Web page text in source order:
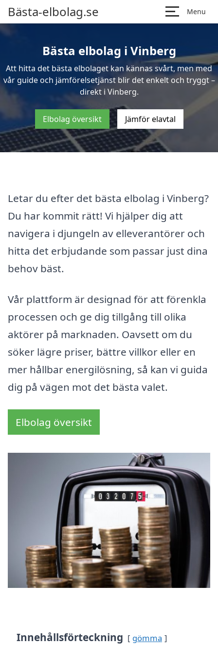
Bästa-elbolag.se Menu
Bästa elbolag i Vinberg
Att hitta det bästa elbolaget kan kännas svårt, men med
vår guide och jämförelsetjänst blir det enkelt och tryggt –
direkt i Vinberg.
Elbolag översikt Jämför elavtal
Letar du efter det bästa elbolag i Vinberg?
Du har kommit rätt! Vi hjälper dig att
navigera i djungeln av elleverantörer och
hitta det erbjudande som passar just dina
behov bäst.
Vår plattform är designad för att förenkla
processen och ge dig tillgång till olika
aktörer på marknaden. Oavsett om du
söker lägre priser, bättre villkor eller en
mer hållbar energilösning, så kan vi guida
dig på vägen mot det bästa valet.
Elbolag översikt
Innehållsförteckning gömma